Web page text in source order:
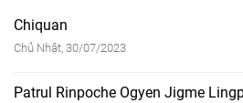
Chiquan
Chủ Nhật, 30/07/2023
Patrul Rinpoche Ogyen Jigme